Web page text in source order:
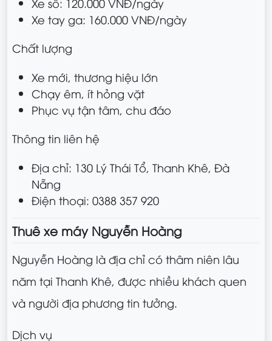
Xe tay ga: 160.000 VNĐ/ngày
Chất lượng
Xe mới, thương hiệu lớn
Chạy êm, ít hỏng vặt
Phục vụ tận tâm, chu đáo
Thông tin liên hệ
Địa chỉ: 130 Lý Thái Tổ, Thanh Khê, Đà
Nẵng
Điện thoại: 0388 357 920
Thuê xe máy Nguyễn Hoàng
Nguyễn Hoàng là địa chỉ có thâm niên lâu
năm tại Thanh Khê, được nhiều khách quen
và người địa phương tin tưởng.
Dịch vụ